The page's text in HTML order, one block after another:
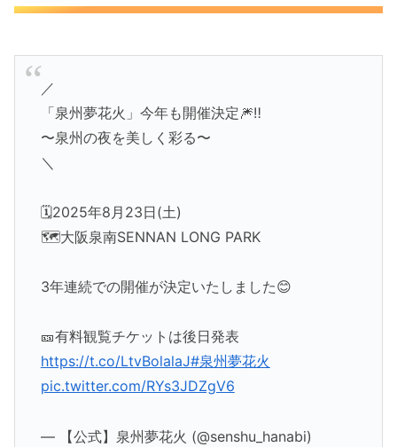
／
「泉州夢花火」今年も開催決定🎆‼️
〜泉州の夜を美しく彩る〜
＼
🗓️2025年8月23日(土)
🗺️大阪泉南SENNAN LONG PARK
3年連続での開催が決定いたしました😊
🎫有料観覧チケットは後日発表
https://t.co/LtvBolalaJ#泉州夢花火
pic.twitter.com/RYs3JDZgV6
— 【公式】泉州夢花火 (@senshu_hanabi)